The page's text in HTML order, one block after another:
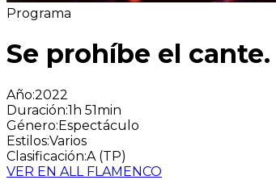
Programa
Se prohíbe el
Año:2022
Duración:1h 51min
Género:Espectáculo
Estilos:Varios
Clasificación:A (TP)
VER EN ALL FLAMENCO